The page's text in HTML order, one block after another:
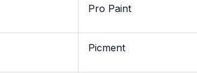
Pro Paint
Picment